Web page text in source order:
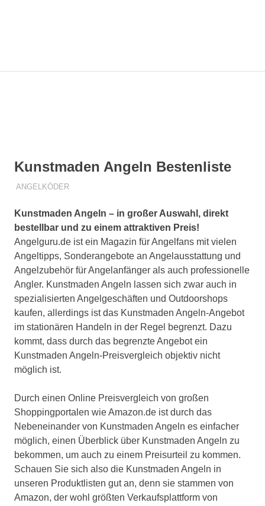
Kunstmaden Angeln Bestenliste
26. FEBRUAR 2019
R T
ANGELKÖDER
Kunstmaden Angeln – in großer Auswahl, direkt
bestellbar und zu einem attraktiven Preis!
Angelguru.de ist ein Magazin für Angelfans mit vielen
Angeltipps, Sonderangebote an Angelausstattung und
Angelzubehör für Angelanfänger als auch professionelle
Angler. Kunstmaden Angeln lassen sich zwar auch in
spezialisierten Angelgeschäften und Outdoorshops
kaufen, allerdings ist das Kunstmaden Angeln-Angebot
im stationären Handeln in der Regel begrenzt. Dazu
kommt, dass durch das begrenzte Angebot ein
Kunstmaden Angeln-Preisvergleich objektiv nicht
möglich ist.
Durch einen Online Preisvergleich von großen
Shoppingportalen wie Amazon.de ist durch das
Nebeneinander von Kunstmaden Angeln es einfacher
möglich, einen Überblick über Kunstmaden Angeln zu
bekommen, um auch zu einem Preisurteil zu kommen.
Schauen Sie sich also die Kunstmaden Angeln in
unseren Produktlisten gut an, denn sie stammen von
Amazon, der wohl größten Verkaufsplattform von